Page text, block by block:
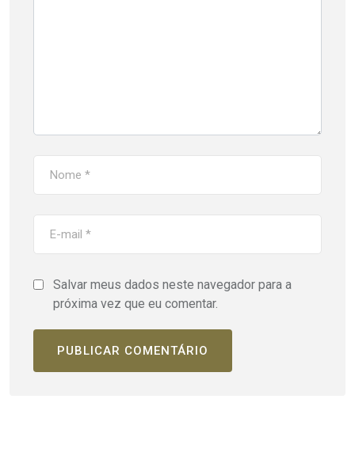
Salvar meus dados neste navegador para a
próxima vez que eu comentar.